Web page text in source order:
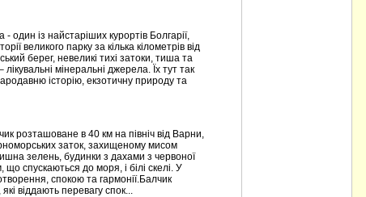
один із найстаріших курортів Болгарії,
великого парку за кілька кілометрів від
берег, невеликі тихі затоки, тиша та
мінеральні джерела. Їх тут так
історію, екзотичну природу та
розташоване в 40 км на північ від Варни,
заток, захищеному мисом
зелень, будинки з дахами з червоної
спускаються до моря, і білі скелі. У
спокою та гармонії.Балчик
віддають перевагу спок...